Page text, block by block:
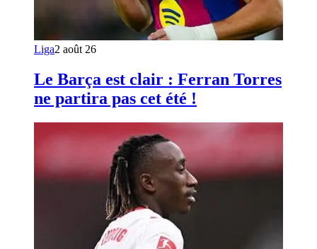
Liga2 août 26
Le Barça est clair : Ferran Torres
ne partira pas cet été !